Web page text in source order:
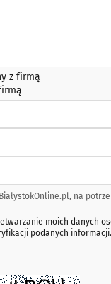
z firmą
na
moich danych
podanych informacji.